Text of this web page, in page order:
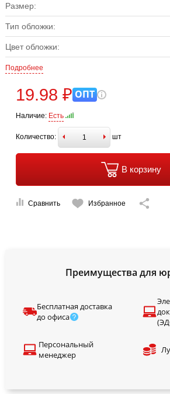
Размер:
Тип обложки:
Цвет обложки:
Подробнее
19.98 ₽ ОПТ
Наличие: Есть
Количество: шт
В корзину
Сравнить Избранное
Преимущества для
Бесплатная доставка
до офиса
Персональный
менеджер